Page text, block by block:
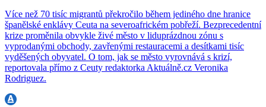
Více než 70 tisíc migrantů překročilo během jediného dne hranice
španělské enklávy Ceuta na severoafrickém pobřeží. Bezprecedentní
krize proměnila obvykle živé město v liduprázdnou zónu s
vyprodanými obchody, zavřenými restauracemi a desítkami tisíc
vyděšených obyvatel. O tom, jak se město vyrovnává s krizí,
reportovala přímo z Ceuty redaktorka Aktuálně.cz Veronika
Rodriguez.